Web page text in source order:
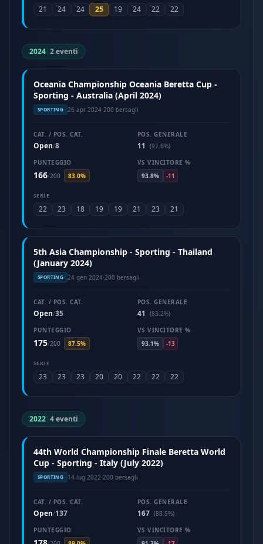
21 24 24 25 19 24 22 22
2024|2 eventi
Oceania Championship Oceania Beretta Cup -
Sporting - Australia (April 2024)
SPORTING 26 apr 2024·200 bersagli
CAT. / POS. CAT.
Open/8
POS. GENERALE
11
(97.6%)
PUNTEGGIO
166/200 83.0%
VS VINCITORE %
93.8%
-11
SERIE
22 23 18 19 19 21 23 21
5th Asia Championship - Sporting - Thailand
(January 2024)
SPORTING 24 gen 2024·200 bersagli
CAT. / POS. CAT.
Open/35
POS. GENERALE
41
(83.2%)
PUNTEGGIO
175/200 87.5%
VS VINCITORE %
93.1%
-13
SERIE
23 23 23 20 20 22 22 22
2022|4 eventi
44th World Championship Finale Beretta World
Cup - Sporting - Italy (July 2022)
SPORTING 14 lug 2022·200 bersagli
CAT. / POS. CAT.
Open/137
POS. GENERALE
167 (88.5%)
PUNTEGGIO
VS VINCITORE %